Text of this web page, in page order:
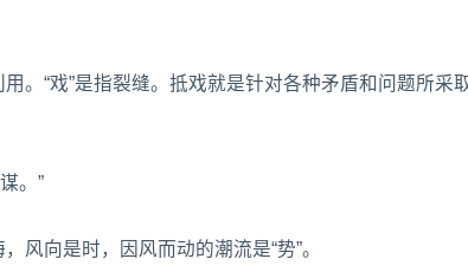
。“戏”是指裂缝。抵戏就是针对各种矛盾和问题所采
。”
风向是时，因风而动的潮流是“势”。